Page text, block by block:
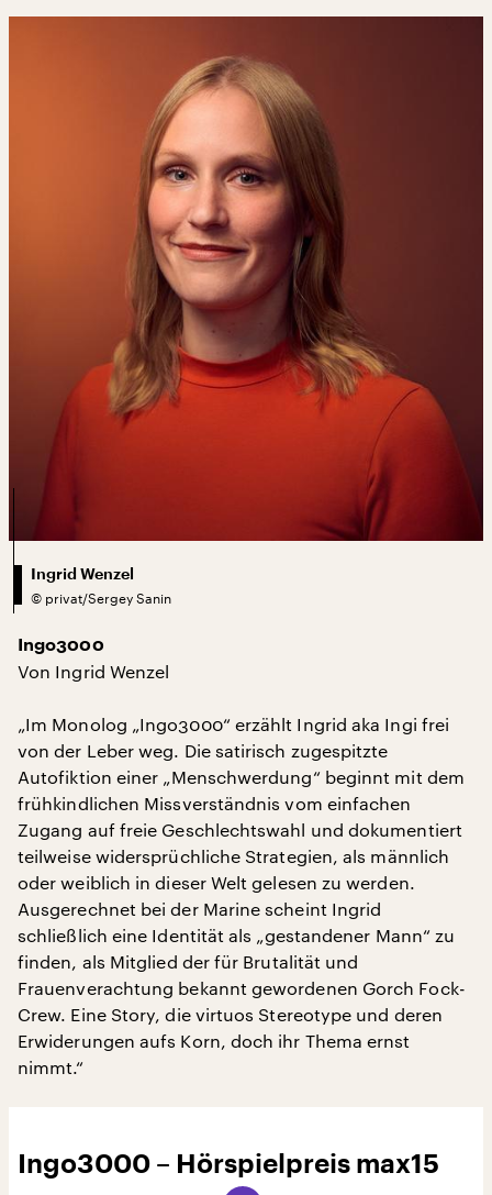
Ingrid Wenzel
© privat/Sergey Sanin
Ingo3000
Von Ingrid Wenzel
„Im Monolog „Ingo3000“ erzählt Ingrid aka Ingi frei
von der Leber weg. Die satirisch zugespitzte
Autofiktion einer „Menschwerdung“ beginnt mit dem
frühkindlichen Missverständnis vom einfachen
Zugang auf freie Geschlechtswahl und dokumentiert
teilweise widersprüchliche Strategien, als männlich
oder weiblich in dieser Welt gelesen zu werden.
Ausgerechnet bei der Marine scheint Ingrid
schließlich eine Identität als „gestandener Mann“ zu
finden, als Mitglied der für Brutalität und
Frauenverachtung bekannt gewordenen Gorch Fock-
Crew. Eine Story, die virtuos Stereotype und deren
Erwiderungen aufs Korn, doch ihr Thema ernst
nimmt.“
Ingo3000 – Hörspielpreis max15